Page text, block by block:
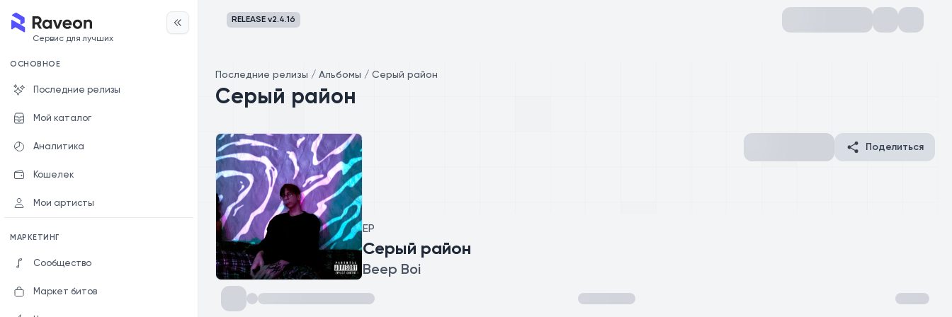
Сервис для лучших
ОСНОВНОЕ
Последние релизы
Мой каталог
Аналитика
Кошелек
Мои артисты
МАРКЕТИНГ
Сообщество
Маркет битов
RELEASE v2.4.16
Последние релизы / Альбомы / Серый район
Серый район
EP
Серый район
Beep Boi
Поделиться